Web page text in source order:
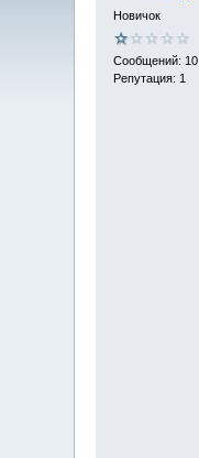
Новичок
Сообщений: 10
Репутация: 1